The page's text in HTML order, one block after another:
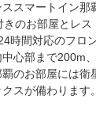
スマートイン那
のお部屋とレス
時間対応のフロ
心部まで200m
のお部屋には衛
スが備わりま